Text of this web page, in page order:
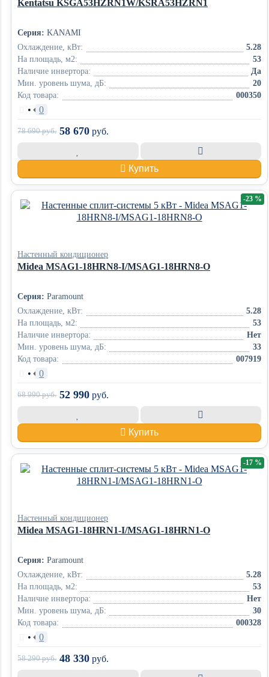
Kentatsu KSGA53HZRN1W/KSRA53HZRN1
Серия: KANAMI
Охлаждение, кВт:
5.28
На площадь, м2:
53
Наличие инвертора:
Да
Мин. уровень шума, дБ:
20
Код товара:
000350
• 0
78 690руб. 58 670 руб.
Купить
Настенный кондиционер
Midea MSAG1-18HRN8-I/MSAG1-18HRN8-O
Серия: Paramount
Охлаждение, кВт:
5.28
На площадь, м2:
53
Наличие инвертора:
Нет
Мин. уровень шума, дБ:
33
Код товара:
007919
• 0
-23 %
68 990руб. 52 990 руб.
Купить
Настенный кондиционер
Midea MSAG1-18HRN1-I/MSAG1-18HRN1-O
Серия: Paramount
Охлаждение, кВт:
5.28
На площадь, м2:
53
Наличие инвертора:
Нет
Мин. уровень шума, дБ:
30
Код товара:
000328
• 0
-17 %
58 290руб. 48 330 руб.